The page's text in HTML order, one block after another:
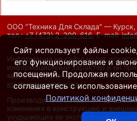
ООО "Техника Для Склада" — Курск,
тел.:+7 (473) 2-300-616,E-mail:
Информация на сайте носит
информационный характер и ни при
является публичной офертой.
конфиденциальности.
Производители оставляют за собой
изменения в конструкцию и
ухудшающие ее эксплуатационные
Сайт использует файлы
его функционирование и
посещений. Продолжая
соглашаетесь с
Политикой